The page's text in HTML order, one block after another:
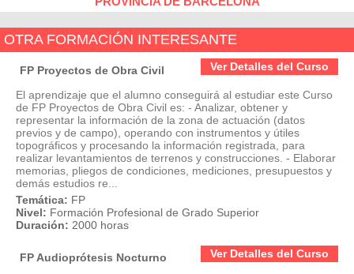
OTRA FORMACIÓN INTERESANTE
Ver Detalles del Curso
FP Proyectos de Obra Civil
El aprendizaje que el alumno conseguirá al estudiar este Curso
de FP Proyectos de Obra Civil es: - Analizar, obtener y
representar la información de la zona de actuación (datos
previos y de campo), operando con instrumentos y útiles
topográficos y procesando la información registrada, para
realizar levantamientos de terrenos y construcciones. - Elaborar
memorias, pliegos de condiciones, mediciones, presupuestos y
demás estudios re...
Temática: FP
Nivel: Formación Profesional de Grado Superior
Duración: 2000 horas
Ver Detalles del Curso
FP Audioprótesis Nocturno